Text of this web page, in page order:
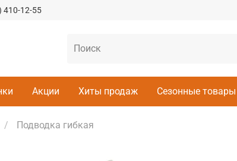
410-12-55
Акции Хиты продаж Сезонные товары
Подводка гибкая